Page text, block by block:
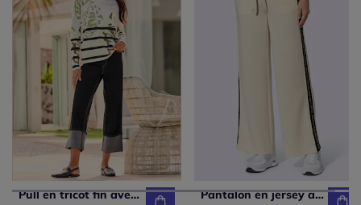
Pull en tricot fin avec col rond et motifs graphiques
Pantalon en jersey avec rayures et poches latérales